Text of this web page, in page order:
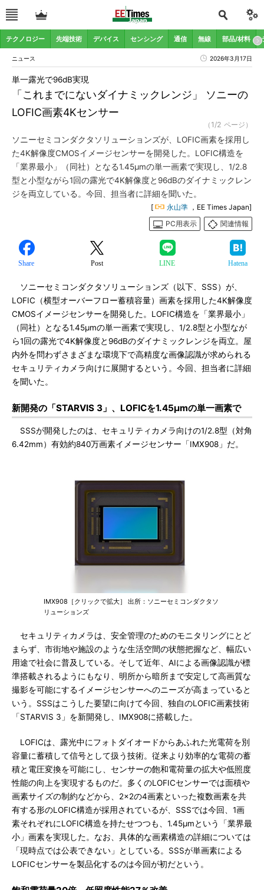
テクノロジー 先端技術 デバイス センシング 通信 無線 部品/材料
ニュース 2026年3月17日
「これまでにないダイナミックレンジ」 ソニーの
LOFIC画素4Kセンサー
単一露光で96dB実現
（1/2 ページ）
ソニーセミコンダクタソリューションズが、LOFIC画素を採用し
た4K解像度CMOSイメージセンサーを開発した。LOFIC構造を
「業界最小」（同社）となる1.45μmの単一画素で実現し、1/2.8
型と小型ながら1回の露光で4K解像度と96dBのダイナミックレン
ジを両立している。今回、担当者に詳細を聞いた。
[ 永山準 ，EE Times Japan]
PC用表示
関連情報
Share Post LINE Hatena
ソニーセミコンダクタソリューションズ（以下、SSS）が、
LOFIC（横型オーバーフロー蓄積容量）画素を採用した4K解像度
CMOSイメージセンサーを開発した。LOFIC構造を「業界最小」
（同社）となる1.45μmの単一画素で実現し、1/2.8型と小型なが
ら1回の露光で4K解像度と96dBのダイナミックレンジを両立。屋
内外を問わずさまざまな環境下で高精度な画像認識が求められる
セキュリティカメラ向けに展開するという。今回、担当者に詳細
を聞いた。
新開発の「STARVIS 3」、LOFICを1.45μmの単一画素で
SSSが開発したのは、セキュリティカメラ向けの1/2.8型（対角
6.42mm）有効約840万画素イメージセンサー「IMX908」だ。
IMX908［クリックで拡大］ 出所：ソニーセミコンダクタソ
リューションズ
セキュリティカメラは、安全管理のためのモニタリングにとど
まらず、市街地や施設のような生活空間の状態把握など、幅広い
用途で社会に普及している。そして近年、AIによる画像認識が標
準搭載されるようにもなり、明所から暗所まで安定して高画質な
撮影を可能にするイメージセンサーへのニーズが高まっていると
いう。SSSはこうした要望に向けて今回、独自のLOFIC画素技術
「STARVIS 3」を新開発し、IMX908に搭載した。
LOFICは、露光中にフォトダイオードからあふれた光電荷を別
容量に蓄積して信号として扱う技術。従来より効率的な電荷の蓄
積と電圧変換を可能にし、センサーの飽和電荷量の拡大や低照度
性能の向上を実現するものだ。多くのLOFICセンサーでは面積や
画素サイズの制約などから、2×2の4画素といった複数画素を共
有する形のLOFIC構造が採用されているが、SSSでは今回、1画
素それぞれにLOFIC構造を持たせつつも、1.45μmという「業界最
小」画素を実現した。なお、具体的な画素構造の詳細については
「現時点では公表できない」としている。SSSが単画素による
LOFICセンサーを製品化するのは今回が初だという。